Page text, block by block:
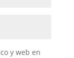
y web en